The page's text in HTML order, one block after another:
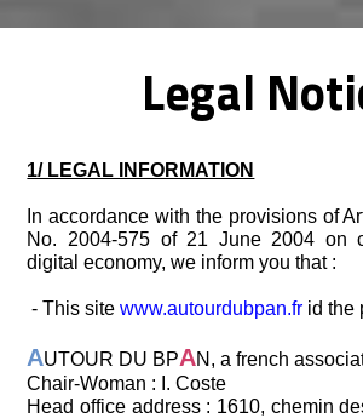
Legal
1/ LEGAL INFORMATION
In accordance with the provisions of
No. 2004-575 of 21 June 2004 on
digital economy, we inform you that :
- This sitewww.autourdubpan.fr id the
AUTOUR DU BPAN, a french
Chair-Woman : I. Coste
Head office address : 1610, chemin